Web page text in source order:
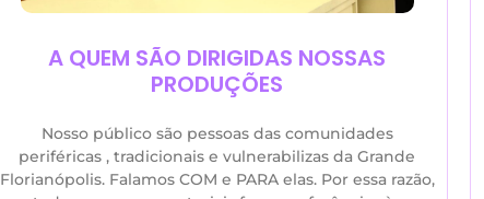
A QUEM SÃO DIRIGIDAS NOSSAS
PRODUÇÕES
Nosso público são pessoas das comunidades
periféricas , tradicionais e vulnerabilizas da Grande
Florianópolis. Falamos COM e PARA elas. Por essa razão,